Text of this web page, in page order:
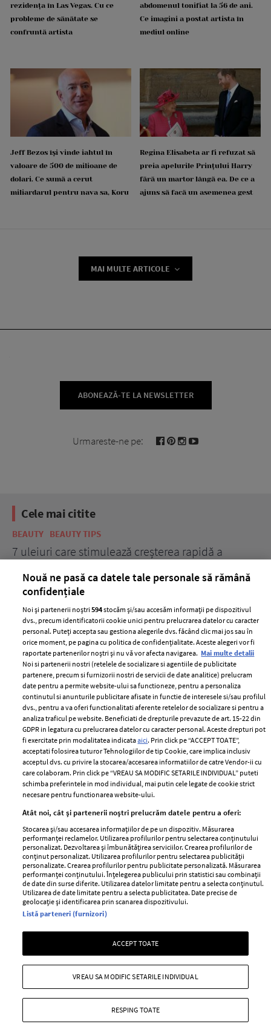
rezidența în Las Vegas. Cu ce
probleme de sănătate se
confruntă artista
abdomenul tonifiat la 56 de ani.
Ce imagini a postat artista în
mediul online
Jeff Bezos își vinde iahtul în
valoare de 500 de milioane de
dolari. Ce sumă a cerut
miliardarul pentru nava sa, Koru
Regina Elisabeta ar fi refuzat să
preia apelurile Prințului Harry
fără un martor lângă ea. De ce a
ajuns să facă un asemenea gest
MAI MULTE ARTICOLE
ABONEAZĂ-TE LA NEWSLETTER
Urmareste-ne pe:
Cele mai citite
BEAUTY BEAUTY TIPS
7 uleiuri care stimulează creșterea rapidă a
ELLE Style Awards
2024
Despre ELLE
Romania
Contact
Abonamente
Termeni si conditii
Politica de
confidențialitate
Politica de cookies
Publicitate
GSP
Unica
Baby
Retete
femei
Viva
Avantaje
Retete practice
Pariază responsabil! Decizia ONJN nr. 821/25.09.2025.
Jocurile de noroc sunt interzise minorilor.
Copyright © 2026 Ringier Romania SRL
Nouă ne pasă ca datele tale personale să rămână
confidențiale
Noi și partenerii noștri594stocăm și/sau accesăm informații pe dispozitivul
dvs., precum identificatorii cookie unici pentru prelucrarea datelor cu caracter
personal. Puteți accepta sau gestiona alegerile dvs. făcând clic mai jos sau în
orice moment, pe pagina cu politica de confidențialitate. Aceste alegeri vor fi
raportate partenerilor noștri și nu vă vor afecta navigarea. Mai multe detalii
Noi si partenerii nostri (retelele de socializare si agentiile de publicitate
partenere, precum si furnizorii nostri de servicii de date analitice) prelucram
date pentru a permite website-ului sa functioneze, pentru a personaliza
continutul si anunturile publicitare afisate in functie de interesele si/sau profilul
dvs., pentru a va oferi functionalitati aferente retelelor de socializare si pentru a
analiza traficul pe website. Beneficiati de drepturile prevazute de art. 15-22 din
GDPR in legatura cu prelucrarea datelor cu caracter personal. Aceste drepturi pot
fi exercitate prin modalitatea indicataaici. Prin click pe “ACCEPT TOATE”,
acceptati folosirea tuturor Tehnologiilor de tip Cookie, care implica inclusiv
acceptul dvs. cu privire la stocarea/accesarea informatiilor de catre Vendor-ii cu
care colaboram. Prin click pe “VREAU SA MODIFIC SETARILE INDIVIDUAL” puteti
schimba preferintele in mod individual, mai putin cele legate de cookie strict
necesare pentru functionarea website-ului.
Atât noi, cât și partenerii noștri prelucrăm datele pentru a oferi:
Stocarea și/sau accesarea informațiilor de pe un dispozitiv. Măsurarea
performanței reclamelor. Utilizarea profilurilor pentru selectarea conținutului
personalizat. Dezvoltarea și îmbunătățirea serviciilor. Crearea profilurilor de
conținut personalizat. Utilizarea profilurilor pentru selectarea publicității
personalizate. Crearea profilurilor pentru publicitate personalizată. Măsurarea
performanței conținutului. Înțelegerea publicului prin statistici sau combinații
de date din surse diferite. Utilizarea datelor limitate pentru a selecta conținutul.
Utilizarea de date limitate pentru a selecta publicitatea. Date precise de
geolocație și identificarea prin scanarea dispozitivului.
Listă parteneri (furnizori)
ACCEPT TOATE
RESPING TOATE
VREAU SA MODIFIC SETARILE INDIVIDUAL